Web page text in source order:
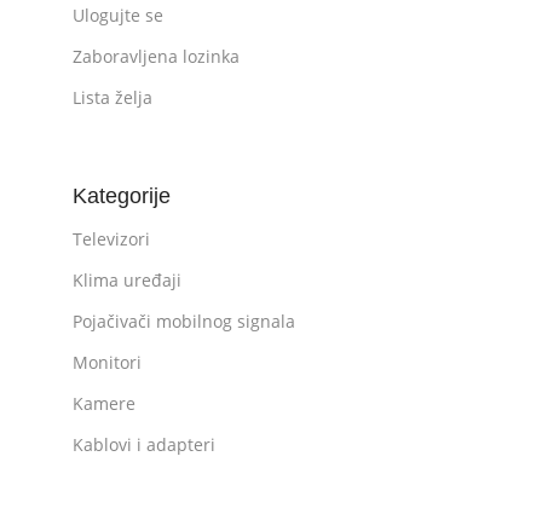
Ulogujte se
Zaboravljena lozinka
Lista želja
Kategorije
Televizori
Klima uređaji
Pojačivači mobilnog signala
Monitori
Kamere
Kablovi i adapteri